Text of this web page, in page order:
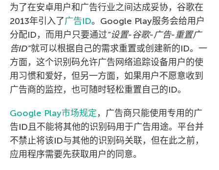
为了在安卓用户和广告行业之间达成妥协，谷歌在
2013年引入了广告ID。Google Play服务会给用户
分配ID，而用户只要通过“设置-谷歌-广告-重置广
告ID”就可以根据自己的需求重置或创建新的ID。一
方面，这个识别码允许广告网络追踪设备用户的使
用习惯和爱好，但另一方面，如果用户不愿意收到
广告商的监控，也可随时轻松重置自己的ID。
Google Play市场规定，广告商只能使用专用的广
告ID且不能将其他的识别码用于广告用途。平台并
不禁止将该ID与其他的识别码关联，但在此之前，
应用程序需要先获取用户的同意。